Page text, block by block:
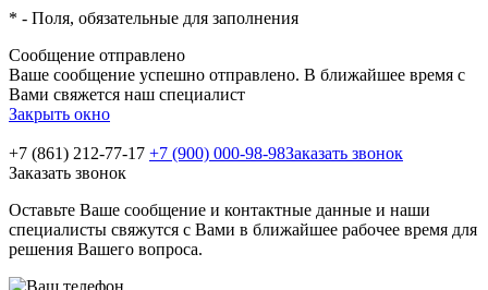
* - Поля, обязательные для заполнения
Сообщение отправлено
Ваше сообщение успешно отправлено. В ближайшее время с
Вами свяжется наш специалист
Закрыть окно
+7 (861) 212-77-17 +7 (900) 000-98-98Заказать звонок
Заказать звонок
Оставьте Ваше сообщение и контактные данные и наши
специалисты свяжутся с Вами в ближайшее рабочее время для
решения Вашего вопроса.